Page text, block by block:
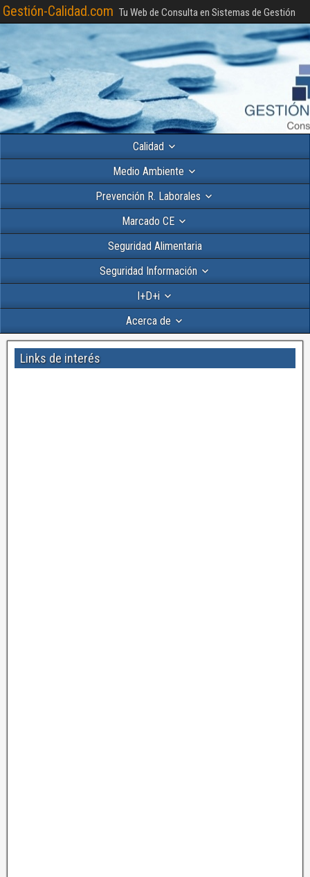
Gestión-Calidad.com Tu Web de Consulta en Sistemas de Gestión
Calidad
Medio Ambiente
Prevención R. Laborales
Marcado CE
Seguridad Alimentaria
Seguridad Información
I+D+i
Acerca de
Links de interés